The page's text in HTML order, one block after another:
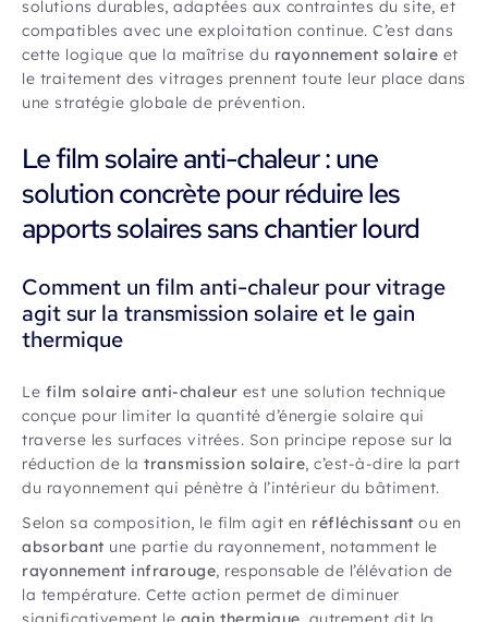
solutions durables, adaptées aux contraintes du site, et
compatibles avec une exploitation continue. C’est dans
cette logique que la maîtrise du rayonnement solaire et
le traitement des vitrages prennent toute leur place dans
une stratégie globale de prévention.
Le film solaire anti-chaleur : une
solution concrète pour réduire les
apports solaires sans chantier lourd
Comment un film anti-chaleur pour vitrage
agit sur la transmission solaire et le gain
thermique
Le film solaire anti-chaleur est une solution technique
conçue pour limiter la quantité d’énergie solaire qui
traverse les surfaces vitrées. Son principe repose sur la
réduction de la transmission solaire, c’est-à-dire la part
du rayonnement qui pénètre à l’intérieur du bâtiment.
Selon sa composition, le film agit en réfléchissant ou en
absorbant une partie du rayonnement, notamment le
rayonnement infrarouge, responsable de l’élévation de
la température. Cette action permet de diminuer